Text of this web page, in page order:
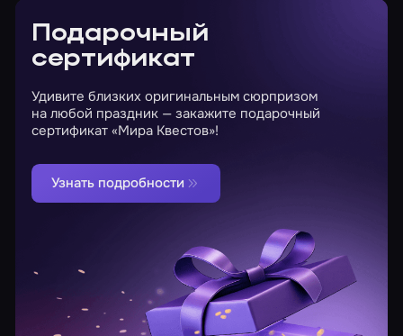
Подарочный
сертификат
Удивите близких оригинальным сюрпризом
на любой праздник — закажите подарочный
сертификат «Мира Квестов»!
Узнать подробности